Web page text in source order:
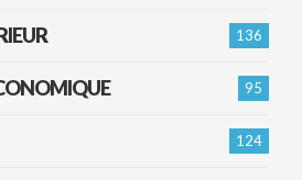
136
95
124